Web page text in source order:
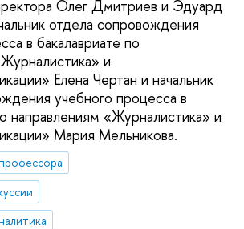
Олег Дмитриев и Эдуард
отдела сопровождения
в бакалавриате по
и
Елена Чертан и начальник
учебного процесса в
направлениям «Журналистика» и
Мария Мельникова.